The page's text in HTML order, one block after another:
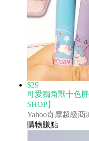
$29
可愛獨角獸十色
SHOP】
Yahoo奇摩超級商
購物賺點